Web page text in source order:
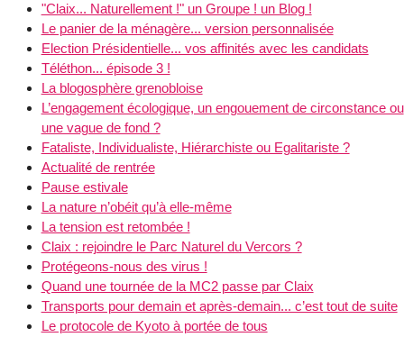
"Claix... Naturellement !" un Groupe ! un Blog !
Le panier de la ménagère... version personnalisée
Election Présidentielle... vos affinités avec les candidats
Téléthon... épisode 3 !
La blogosphère grenobloise
L’engagement écologique, un engouement de circonstance ou
une vague de fond ?
Fataliste, Individualiste, Hiérarchiste ou Egalitariste ?
Actualité de rentrée
Pause estivale
La nature n’obéit qu’à elle-même
La tension est retombée !
Claix : rejoindre le Parc Naturel du Vercors ?
Protégeons-nous des virus !
Quand une tournée de la MC2 passe par Claix
Transports pour demain et après-demain... c’est tout de suite
Le protocole de Kyoto à portée de tous